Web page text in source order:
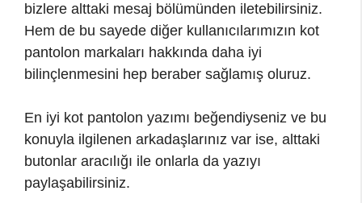
bizlere alttaki mesaj bölümünden iletebilirsiniz.
Hem de bu sayede diğer kullanıcılarımızın kot
pantolon markaları hakkında daha iyi
bilinçlenmesini hep beraber sağlamış oluruz.
En iyi kot pantolon yazımı beğendiyseniz ve bu
konuyla ilgilenen arkadaşlarınız var ise, alttaki
butonlar aracılığı ile onlarla da yazıyı
paylaşabilirsiniz.